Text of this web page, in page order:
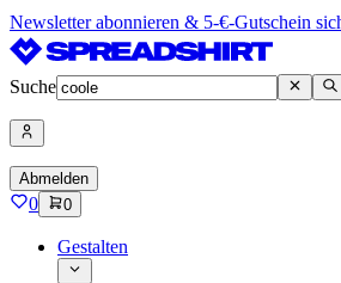
Newsletter abonnieren & 5-€-Gutschein
Suche
Abmelden
0 0
Gestalten